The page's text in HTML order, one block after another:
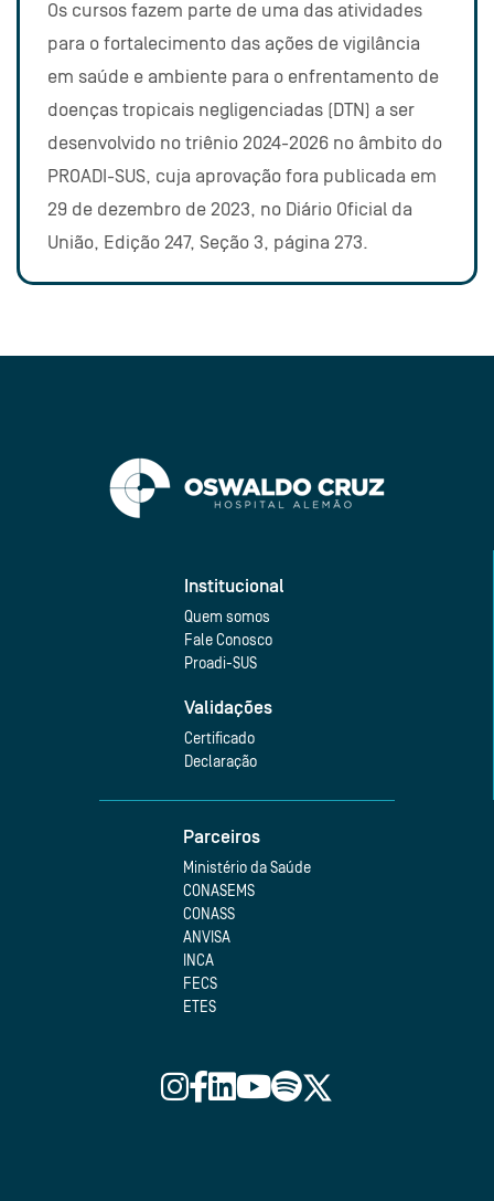
Os cursos fazem parte de uma das atividades
para o fortalecimento das ações de vigilância
em saúde e ambiente para o enfrentamento de
doenças tropicais negligenciadas (DTN) a ser
desenvolvido no triênio 2024-2026 no âmbito do
PROADI-SUS, cuja aprovação fora publicada em
29 de dezembro de 2023, no Diário Oficial da
União, Edição 247, Seção 3, página 273.
Institucional
Quem somos
Fale Conosco
Proadi-SUS
Validações
Certificado
Declaração
Parceiros
Ministério da Saúde
CONASEMS
CONASS
ANVISA
INCA
FECS
ETES